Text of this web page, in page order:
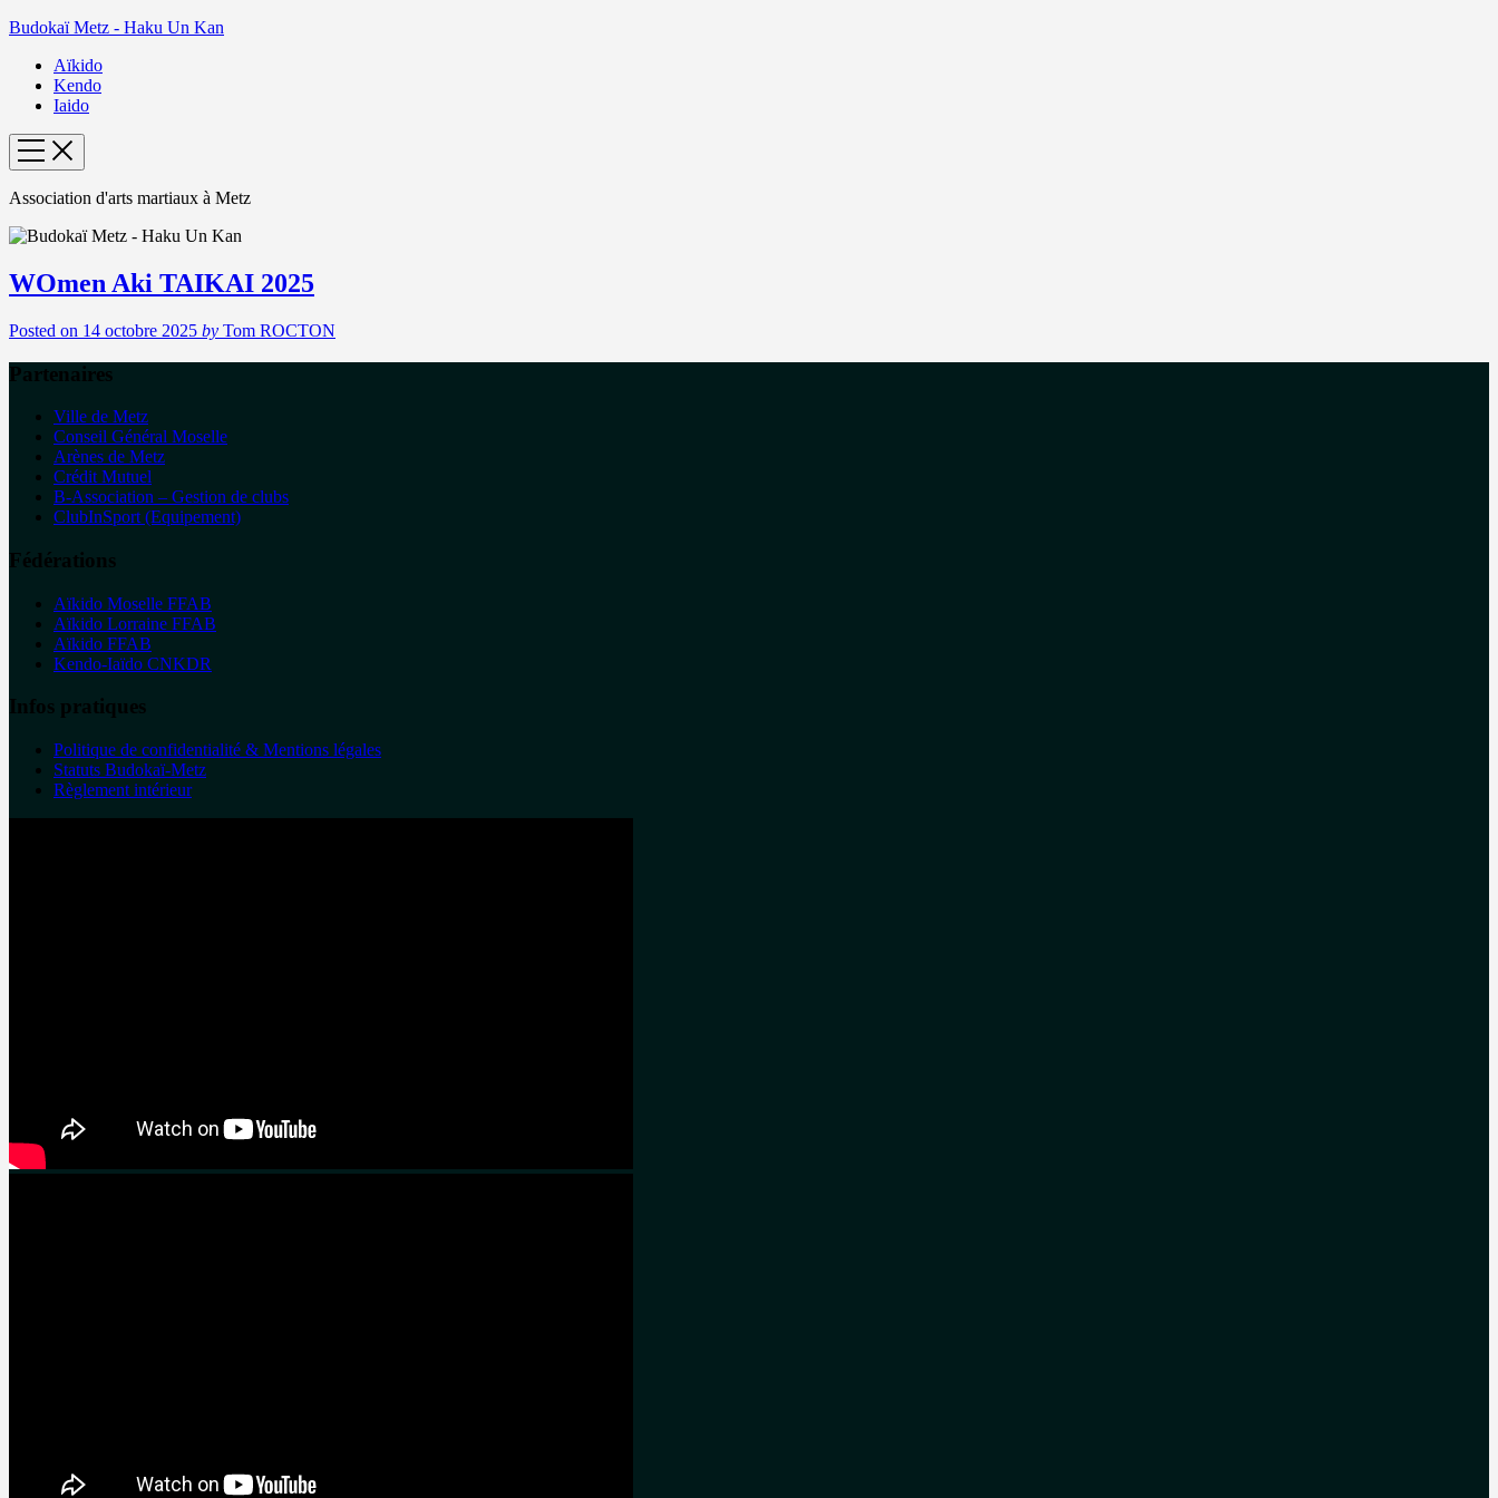
Budokaï Metz - Haku Un Kan
Aïkido
Kendo
Iaido
Association d'arts martiaux à Metz
WOmen Aki TAIKAI 2025
Posted on 14 octobre 2025 by Tom ROCTON
Partenaires
Ville de Metz
Conseil Général Moselle
Arènes de Metz
Crédit Mutuel
B-Association – Gestion de clubs
ClubInSport (Equipement)
Fédérations
Aïkido Moselle FFAB
Aïkido Lorraine FFAB
Aïkido FFAB
Kendo-Iaïdo CNKDR
Infos pratiques
Politique de confidentialité & Mentions légales
Statuts Budokaï-Metz
Règlement intérieur